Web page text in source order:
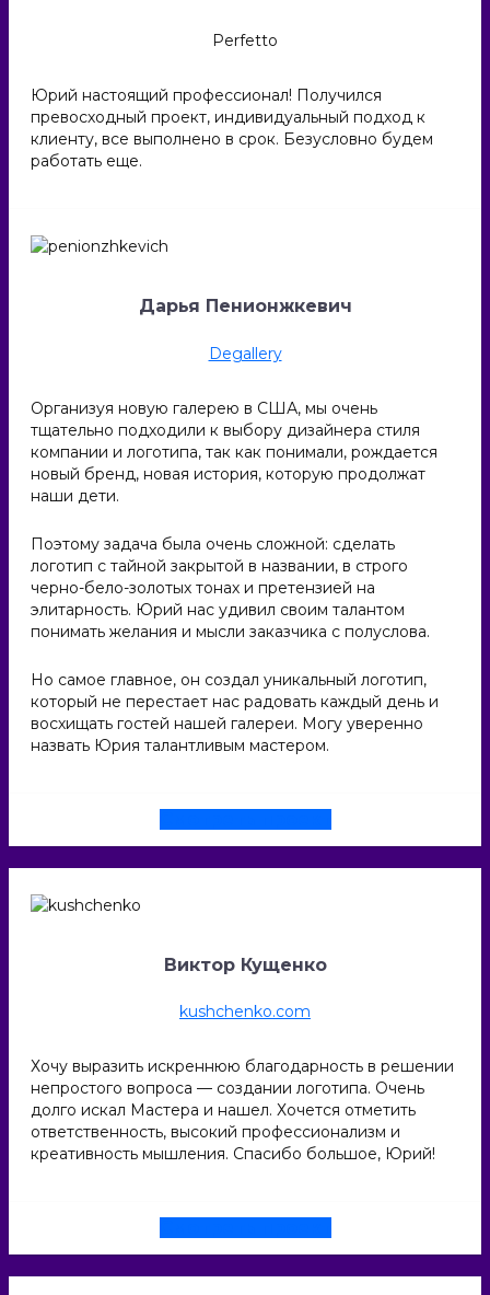
Perfetto
Юрий настоящий профессионал! Получился
превосходный проект, индивидуальный подход к
клиенту, все выполнено в срок. Безусловно будем
работать еще.
Дарья Пенионжкевич
Degallery
Организуя новую галерею в США, мы очень
тщательно подходили к выбору дизайнера стиля
компании и логотипа, так как понимали, рождается
новый бренд, новая история, которую продолжат
наши дети.
Поэтому задача была очень сложной: сделать
логотип с тайной закрытой в названии, в строго
черно-бело-золотых тонах и претензией на
элитарность. Юрий нас удивил своим талантом
понимать желания и мысли заказчика с полуслова.
Но самое главное, он создал уникальный логотип,
который не перестает нас радовать каждый день и
восхищать гостей нашей галереи. Могу уверенно
назвать Юрия талантливым мастером.
Виктор Кущенко
kushchenko.com
Хочу выразить искреннюю благодарность в решении
непростого вопроса — создании логотипа. Очень
долго искал Мастера и нашел. Хочется отметить
ответственность, высокий профессионализм и
креативность мышления. Спасибо большое, Юрий!